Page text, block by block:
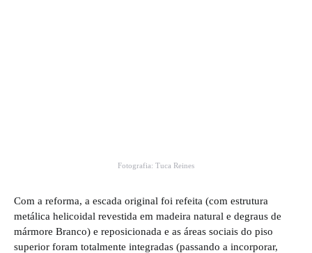
Fotografia: Tuca Reines
Com a reforma, a escada original foi refeita (com estrutura
metálica helicoidal revestida em madeira natural e degraus de
mármore Branco) e reposicionada e as áreas sociais do piso
superior foram totalmente integradas (passando a incorporar,